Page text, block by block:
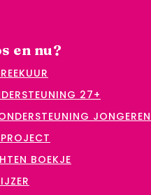
en nu?
27+
JONGEREN
BOEKJE